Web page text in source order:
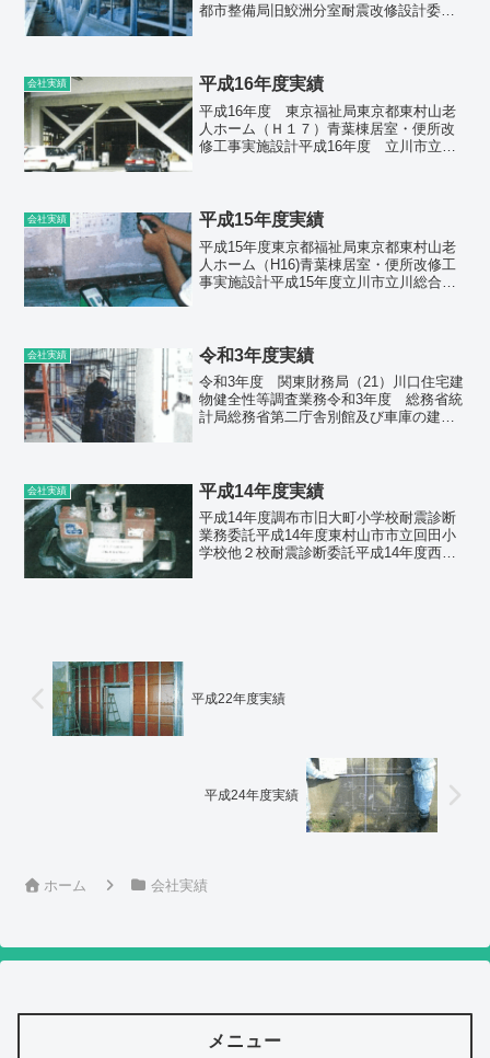
都市整備局旧鮫洲分室耐震改修設計委託
平井一丁目アパート...
会社実績 平成16年度実績
平成16年度 東京福祉局東京都東村山老
人ホーム（Ｈ１７）青葉棟居室・便所改
修工事実施設計平成16年度 立川市立川
年度 小平市小平...
会社実績 平成15年度実績
平成15年度東京都福祉局東京都東村山老
人ホーム（H16)青葉棟居室・便所改修工
事実施設計平成15年度立川市立川総合福
度立川市...
会社実績 令和3年度実績
令和3年度 関東財務局（21）川口住宅建
物健全性等調査業務令和3年度 総務省統
計局総務省第二庁舎別館及び車庫の建築
和3年度 東京都...
会社実績 平成14年度実績
平成14年度調布市旧大町小学校耐震診断
業務委託平成14年度東村山市市立回田小
学校他２校耐震診断委託平成14年度西東
平成22年度実績
平成24年度実績
ホーム 会社実績
メニュー